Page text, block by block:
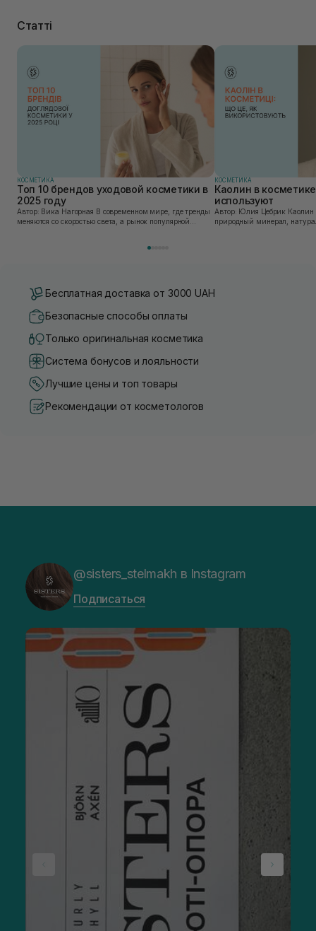
Статті
КОСМЕТИКА
Топ 10 брендов уходовой косметики в
2025 году
Автор: Вика Нагорная В современном мире, где тренды
меняются со скоростью света, а рынок популярной
КОСМЕТИКА
Каолин в
используют
Автор: Юлия Цебрик Каолин в косметологии – это
природный минерал,
Бесплатная доставка от 3000 UAH
Безопасные способы оплаты
Только оригинальная косметика
Система бонусов и лояльности
Лучшие цены и топ товары
Рекомендации от косметологов
@sisters_stelmakh в Instagram
Подписаться